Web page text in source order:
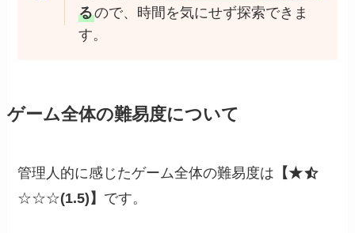
るので、時間を気にせず探索できま
す。
ゲーム全体の難易度について
管理人的に感じたゲーム全体の難易度は 【★
☆☆☆(1.5)】 です。